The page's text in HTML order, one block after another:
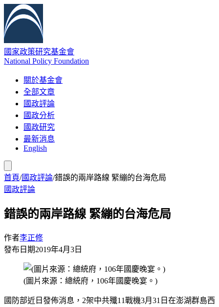
國家政策研究基金會
National Policy Foundation
關於基金會
全部文章
國政評論
國政分析
國政研究
最新消息
English
首頁/國政評論/錯誤的兩岸路線 緊繃的台海危局
國政評論
錯誤的兩岸路線 緊繃的台海危局
作者李正修
發布日期2019年4月3日
(圖片來源：總統府，106年國慶晚宴。)
國防部近日發佈消息，2架中共殲11戰機3月31日在澎湖群島西